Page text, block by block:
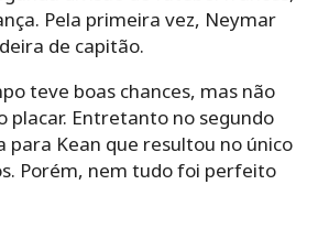
Pela primeira vez, Neymar
de capitão.
teve boas chances, mas não
placar. Entretanto no segundo
para Kean que resultou no único
Porém, nem tudo foi perfeito